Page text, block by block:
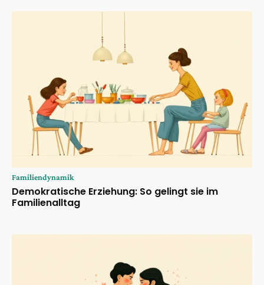
Familiendynamik
Demokratische Erziehung: So gelingt sie im
Familienalltag